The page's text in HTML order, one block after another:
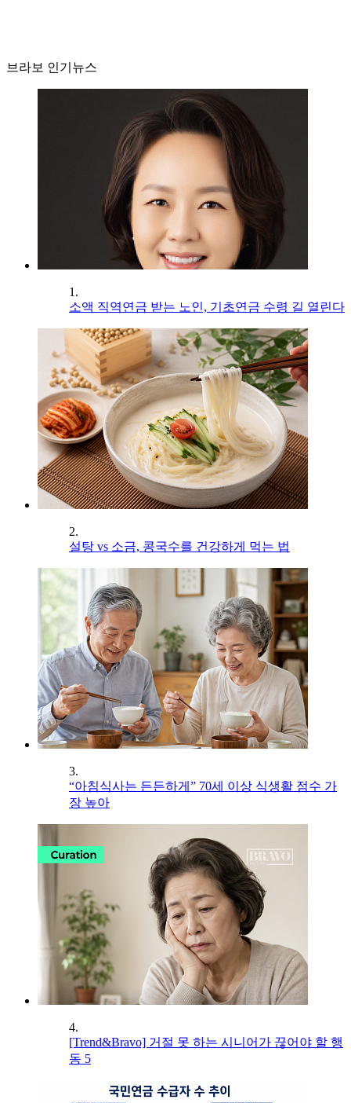
브라보 인기뉴스
1.
소액 직역연금 받는 노인, 기초연금 수령 길 열린다
2.
설탕 vs 소금, 콩국수를 건강하게 먹는 법
3.
“아침식사는 든든하게” 70세 이상 식생활 점수 가
장 높아
4.
[Trend&Bravo] 거절 못 하는 시니어가 끊어야 할 행
동 5